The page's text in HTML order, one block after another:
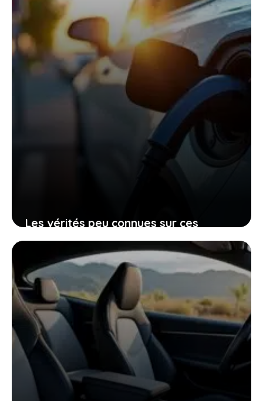
27 janvier 2026
Les vérités peu connues sur ces
voitures électriques françaises
presque invendables sur le marché de
l’occasion
26 janvier 2026